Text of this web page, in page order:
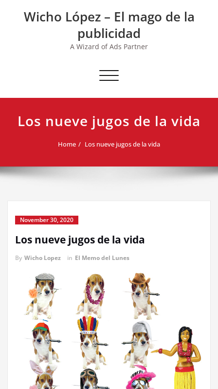
Wicho López – El mago de la
publicidad
A Wizard of Ads Partner
Toggle navigation
Los nueve jugos de la vida
Home Los nueve jugos de la vida
November 30, 2020
Los nueve jugos de la vida
By Wicho Lopez in El Memo del Lunes